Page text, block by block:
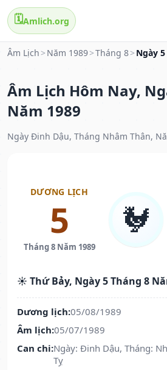
🗓️Amlich.org
Âm Lịch > Năm 1989>Tháng 8> Ngày 5
Âm Lịch Hôm Nay,
Năm 1989
Ngày Đinh Dậu, Tháng Nhâm Thân,
DƯƠNG LỊCH
5
Tháng 8 Năm 1989
🐓
☀️ Thứ Bảy, Ngày 5 Tháng 8
Dương lịch:05/08/1989
Âm lịch:05/07/1989
Can chi:Ngày: Đinh Dậu, Tháng:
Tỵ